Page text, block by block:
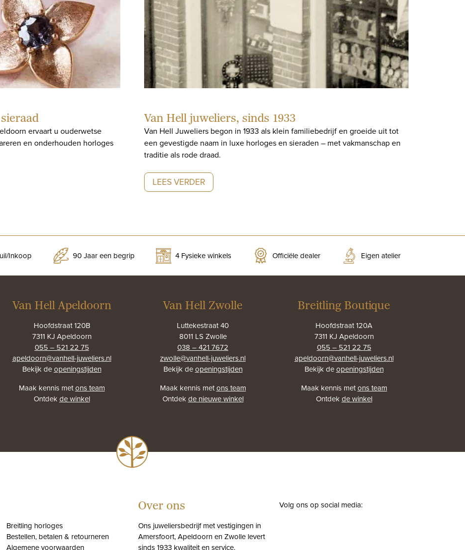
ervaart u ouderwetse
en onderhouden horloges
Van Hell juweliers, sinds 1933
Van Hell Juweliers begon in 1933 als klein familiebedrijf en groeide uit tot
een gevestigde naam in luxe horloges en sieraden – met vakmanschap en
traditie als rode draad.
LEES VERDER
Inkoop 90 Jaar een begrip 4 Fysieke winkels Officiële dealer Eigen atelier
Van Hell Apeldoorn
Hoofdstraat 120B
7311 KJ Apeldoorn
055 – 521 22 75
apeldoorn@vanhell-juweliers.nl
Bekijk deopeningstijden
Maak kennis metons team
Ontdekde winkel
Van Hell Zwolle
Luttekestraat 40
8011 LS Zwolle
038 – 421 7672
zwolle@vanhell-juweliers.nl
Bekijk deopeningstijden
Maak kennis metons team
Ontdekde nieuwe winkel
Breitling Boutique
Hoofdstraat 120A
7311 KJ Apeldoorn
055 – 521 22 75
apeldoorn@vanhell-juweliers.nl
Bekijk deopeningstijden
Maak kennis metons team
Ontdekde winkel
Breitling horloges
Bestellen, betalen & retourneren
Algemene voorwaarden
Over ons
Ons juweliersbedrijf met vestigingen in
Amersfoort, Apeldoorn en Zwolle levert
sinds 1933 kwaliteit en service.
Volg ons op social media: